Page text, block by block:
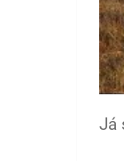
Já